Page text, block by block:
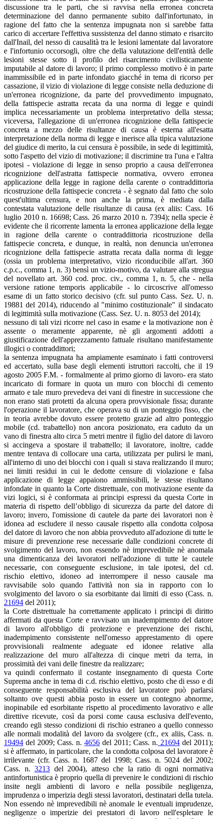
discussione tra le parti, che si ravvisa nella erronea concreta
determinazione del danno permanente subito dall'infortunato, in
ragione del fatto che la sentenza impugnata non si sarebbe fatta
carico di accertare l'effettiva sussistenza del danno stimato e risarcito
dall'Inail, del nesso di causalità tra le lesioni lamentate dal lavoratore
e l'infortunio occorsogli, oltre che della valutazione dell'entità delle
lesioni stesse sotto il profilo del risarcimento civilisticamente
imputabile al datore di lavoro; il primo complesso motivo è in parte
inammissibile ed in parte infondato giacché in tema di ricorso per
cassazione, il vizio di violazione di legge consiste nella deduzione di
un'erronea ricognizione, da parte del provvedimento impugnato,
della fattispecie astratta recata da una norma di legge e quindi
implica necessariamente un problema interpretativo della stessa;
viceversa, l'allegazione di un'erronea ricognizione della fattispecie
concreta a mezzo delle risultanze di causa è esterna all'esatta
interpretazione della norma di legge e inerisce alla tipica valutazione
del giudice di merito, la cui censura è possibile, in sede di legittimità,
sotto l'aspetto del vizio di motivazione; il discrimine tra l'una e l'altra
ipotesi - violazione di legge in senso proprio a causa dell'erronea
ricognizione dell'astratta fattispecie normativa, ovvero erronea
applicazione della legge in ragione della carente o contraddittoria
ricostruzione della fattispecie concreta - è segnato dal fatto che solo
quest'ultima censura, e non anche la prima, è mediata dalla
contestata valutazione delle risultanze di causa (ex aliis: Cass. 16
luglio 2010 n. 16698; Cass. 26 marzo 2010 n. 7394); nella specie è
evidente che il ricorrente lamenta la erronea applicazione della legge
in ragione della carente o contraddittoria ricostruzione della
fattispecie concreta, e dunque, in realtà, non denuncia un'erronea
ricognizione della fattispecie astratta recata dalla norma di legge
(ossia un problema interpretativo, vizio riconducibile all'art. 360
c.p.c., comma 1, n. 3) bensì un vizio-motivo, da valutare alla stregua
del novellato art. 360 cod. proc. civ., comma 1, n. 5, che - nella
versione ratione temporis applicabile - lo circoscrive all'omesso
esame di un fatto storico decisivo (cfr. sul punto Cass. Sez. U. n.
19881 del 2014), riducendo al "minimo costituzionale" il sindacato
di legittimità sulla motivazione (Cass. Sez. U. n. 8053 del 2014);
nessuno di tali vizi ricorre nel caso in esame e la motivazione non è
assente o meramente apparente, nè gli argomenti addotti a
giustificazione dell'apprezzamento fattuale risultano manifestamente
illogici o contraddittori;
la sentenza impugnata ha ampiamente esaminato i fatti controversi
ed accertato, sulla base degli elementi istruttori raccolti, che il 19
agosto 2005 F.M. - formalmente al primo giorno di lavoro- era stato
incaricato di formare in quota un muro con blocchi di cemento
armato e tale muro prevedeva dei vani di finestre in successione che
non erano stati protetti da alcuna opera provvisionale fissa; durante
l'operazione il lavoratore, che operava su di un ponteggio fisso, che
in teoria avrebbe dovuto essere protetto grazie ad altro ponteggio
mobile (cd. trabattello) non ancora posizionato, era caduto da un
vano di finestra alto circa 5 metri mentre il figlio del datore di lavoro
si accingeva a spostare il trabattello; il lavoratore, inoltre, cadde
mentre tentava di collocare una carta, utilizzata per pulirsi le mani,
all'interno di uno dei blocchi con i quali si stava realizzando il muro;
nei limiti residui in cui le dedotte censure di violazione e falsa
applicazione di legge appaiono ammissibili, le stesse risultano
infondate in quanto la Corte distrettuale, con motivazione esente da
vizi logici, si è conformata ai principi espressi da questa Corte in
materia di rispetto dell’obbligo di sicurezza da parte del datore di
lavoro; invero, l'omissione di cautele da parte dei lavoratori non è
idonea ad escludere il nesso causale rispetto alla condotta colposa
del datore di lavoro che non abbia provveduto all'adozione di tutte le
misure di prevenzione rese necessarie dalle condizioni concrete di
svolgimento del lavoro, non essendo nè imprevedibile nè anomala
una dimenticanza dei lavoratori nell'adozione di tutte le cautele
necessarie, con conseguente esclusione, in tale ipotesi, del cd.
rischio elettivo, idoneo ad interrompere il nesso causale ma
ravvisabile solo quando l'attività non sia in rapporto con lo
svolgimento del lavoro o sia esorbitante dai limiti di esso (Cass. n.
21694 del 2011);
la Corte distrettuale ha correttamente applicato i principi di diritto
affermati da questa Corte e ravvisato un inadempimento del datore
di lavoro all'obbligo di protezione e prevenzione dei rischi,
inadempimento consistente nell'omesso apprestamento di opere
provvisionali realmente adeguate ed idonee relative alla
realizzazione del muro all'altezza di cinque metri da terra, in
prossimità dei vani delle finestre da realizzare;
va quindi confermato il costante insegnamento di questa Corte
Suprema anche in tema di c.d. rischio elettivo, posto che di esso e di
conseguente responsabilità esclusiva del lavoratore può parlarsi
soltanto ove questi abbia posto in essere un contegno abnorme,
inopinabile ed esorbitante rispetto al procedimento lavorativo e alle
direttive ricevute, così da porsi come causa esclusiva dell'evento,
creando egli stesso condizioni di rischio estraneo a quello connesso
alle normali modalità del lavoro da svolgere (cfr., ex aliis, Cass. n.
19494 del 2009; Cass. n. 4656 del 2011; Cass. n. 21694 del 2011);
si è affermato, in particolare, che la condotta colposa del lavoratore è
irrilevante (cfr. Cass. n. 1687 del 1998; Cass. n. 5024 del 2002;
Cass. n.3213 del 2004), atteso che la ratio di ogni normativa
antinfortunistica è proprio quella di prevenire le condizioni di rischio
insite negli ambienti di lavoro e nella possibile negligenza,
imprudenza o imperizia degli stessi lavoratori, destinatari della tutela.
Non essendo nè imprevedibili nè anomale le eventuali imprudenze,
negligenze o imperizie dei prestatori di lavoro nell'espletare le